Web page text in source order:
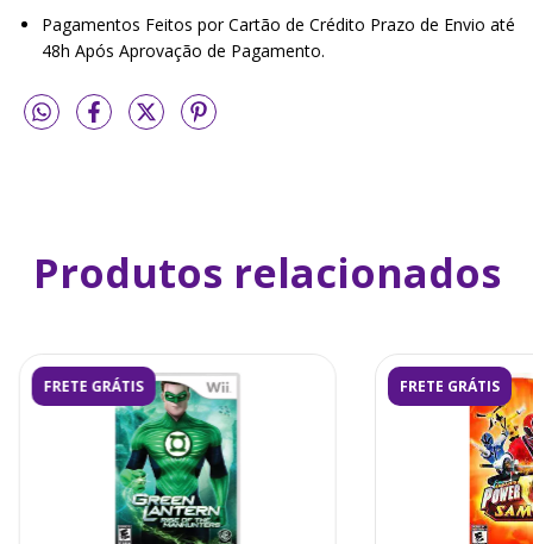
Pagamentos Feitos por Cartão de Crédito Prazo de Envio até
48h Após Aprovação de Pagamento.
Produtos relacionados
FRETE GRÁTIS FRETE GRÁTIS